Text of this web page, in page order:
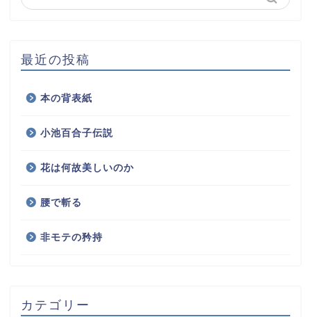
最近の投稿
本の背表紙
小池百合子伝説
花は何故美しいのか
腰で斬る
非モテの矜持
カテゴリー